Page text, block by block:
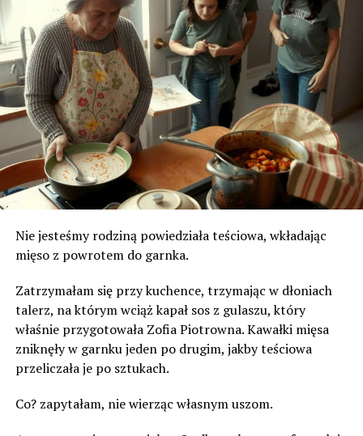
Nie jesteśmy rodziną powiedziała teściowa, wkładając
mięso z powrotem do garnka.
Zatrzymałam się przy kuchence, trzymając w dłoniach
talerz, na którym wciąż kapał sos z gulaszu, który
właśnie przygotowała Zofia Piotrowna. Kawałki mięsa
zniknęły w garnku jeden po drugim, jakby teściowa
przeliczała je po sztukach.
Co? zapytałam, nie wierząc własnym uszom.